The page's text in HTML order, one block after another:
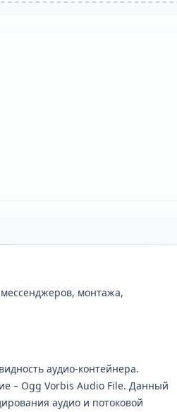
мессенджеров, монтажа,
аудио-контейнера.
– Ogg Vorbis Audio File. Данный
аудио и потоковой